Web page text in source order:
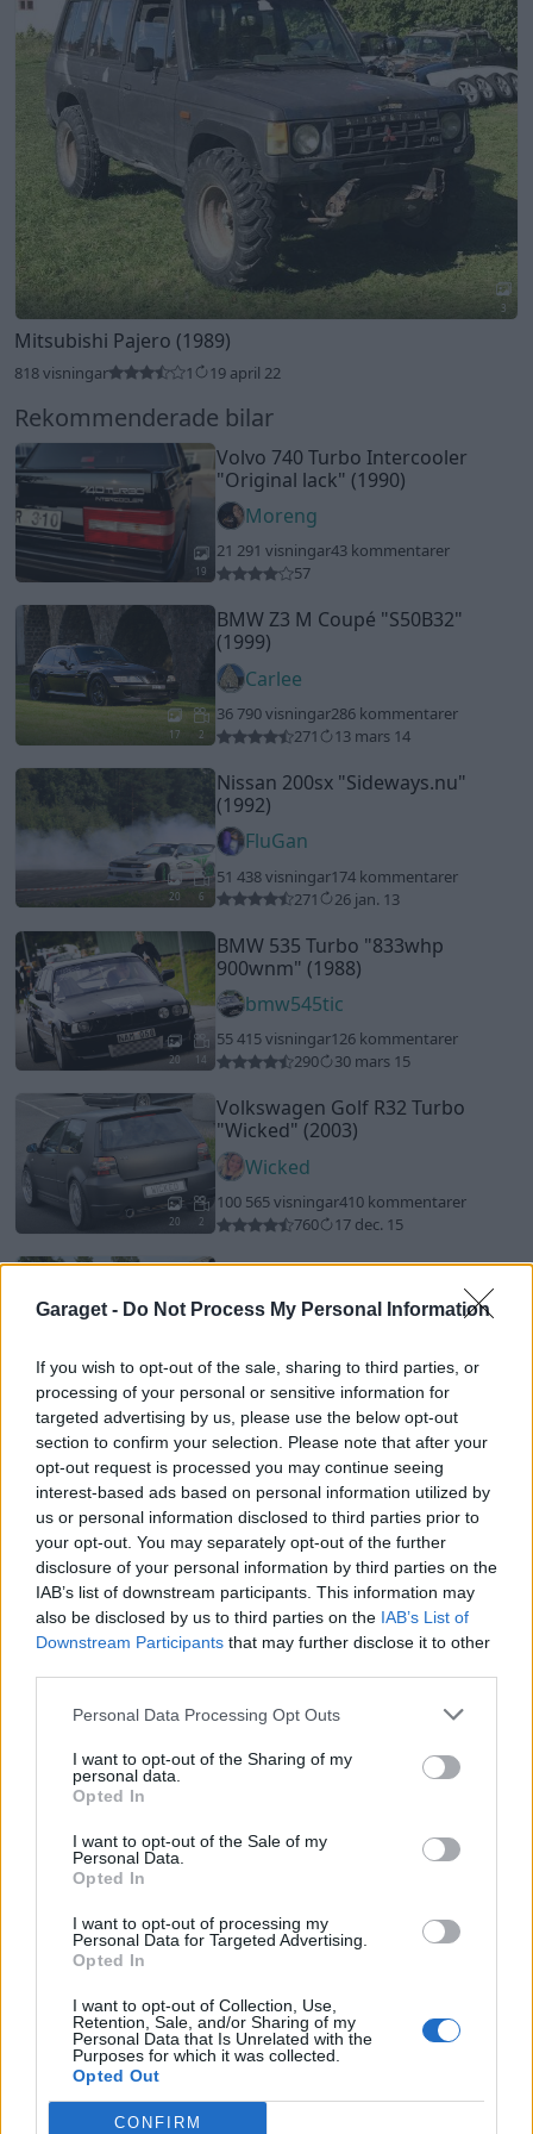
Garaget - Do Not Process My Personal Information
If you wish to opt-out of the sale, sharing to third parties, or
processing of your personal or sensitive information for
targeted advertising by us, please use the below opt-out
section to confirm your selection. Please note that after your
opt-out request is processed you may continue seeing
interest-based ads based on personal information utilized by
us or personal information disclosed to third parties prior to
your opt-out. You may separately opt-out of the further
disclosure of your personal information by third parties on the
IAB’s list of downstream participants. This information may
also be disclosed by us to third parties on the IAB’s List of
Downstream Participants that may further disclose it to other
Personal Data Processing Opt Outs
I want to opt-out of the Sharing of my
personal data.
Opted In
I want to opt-out of the Sale of my
Personal Data.
Opted In
I want to opt-out of processing my
Personal Data for Targeted Advertising.
Opted In
I want to opt-out of Collection, Use,
Retention, Sale, and/or Sharing of my
Personal Data that Is Unrelated with the
Purposes for which it was collected.
Opted Out
CONFIRM
3
Mitsubishi Pajero (1989)
818 visningar 1 19 april 22
Rekommenderade bilar
19
Volvo 740 Turbo Intercooler
"Original lack" (1990)
Moreng
21 291 visningar43 kommentarer
57
17 2
BMW Z3 M Coupé "S50B32"
(1999)
Carlee
36 790 visningar286 kommentarer
271
13 mars 14
20 6
Nissan 200sx "Sideways.nu"
(1992)
FluGan
51 438 visningar174 kommentarer
271
26 jan. 13
20 14
BMW 535 Turbo "833whp
900wnm" (1988)
bmw545tic
55 415 visningar126 kommentarer
290
30 mars 15
20 2
Volkswagen Golf R32 Turbo
"Wicked" (2003)
Wicked
100 565 visningar410 kommentarer
760
17 dec. 15
Volvo 780 Turbodiesel"Bertone"
10 761 visningar20 kommentarer
42
26 juli 17
20 16
BMW Alpina B3 Biturbo"Alpina
B3 Nr 002"(2007)
GTIClubsport
33 073 visningar 139 kommentarer
184
27 juli 17
20
Chevrolet Biscayne"Batwing"
(1959)
Ante.B
28
28 feb. 15
BMW M3 (2003)
355
12
Volvo 960 T5 (1991)
120
12 nov. 15